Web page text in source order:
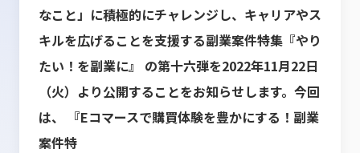
なこと」に積極的にチャレンジし、 キャリアやス
キルを広げることを支援する副業案件特集『やり
たい！を副業に』 の第十六弾を2022年11月22日
（火）より公開することをお知らせします。今回
は、 『Eコマースで購買体験を豊かにする！副業
案件特